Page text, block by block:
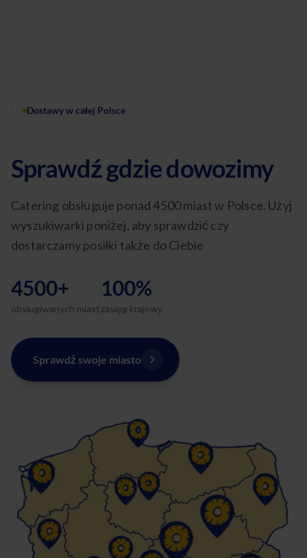
Dostawy w całej Polsce
Sprawdź gdzie dowozimy
Catering obsługuje ponad 4500 miast w Polsce. Użyj
wyszukiwarki poniżej, aby sprawdzić czy
dostarczamy posiłki także do Ciebie
4500+
obsługiwanych miast
100%
zasięg krajowy
Sprawdź swoje miasto